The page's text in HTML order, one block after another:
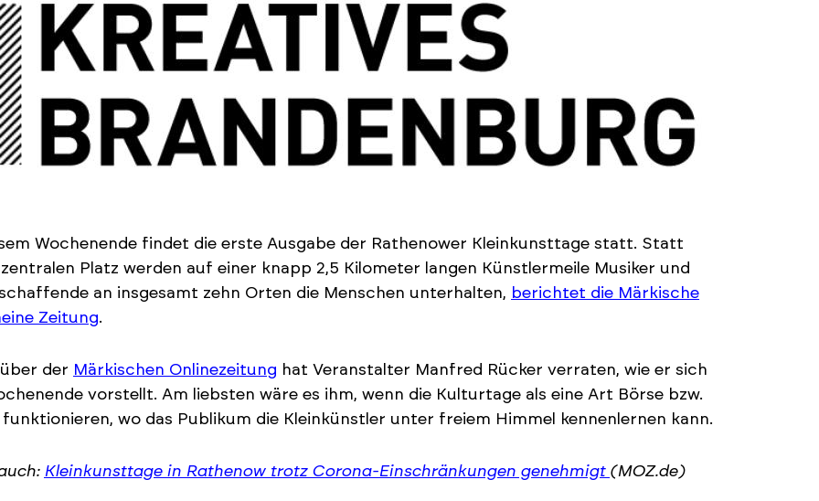
Wochenende findet die erste Ausgabe der Rathenower Kleinkunsttage statt. Statt
Platz werden auf einer knapp 2,5 Kilometer langen Künstlermeile Musiker und
an insgesamt zehn Orten die Menschen unterhalten, berichtet die Märkische
Zeitung.
der Märkischen Onlinezeitung hat Veranstalter Manfred Rücker verraten, wie er sich
vorstellt. Am liebsten wäre es ihm, wenn die Kulturtage als eine Art Börse bzw.
funktionieren, wo das Publikum die Kleinkünstler unter freiem Himmel kennenlernen kann.
Kleinkunsttage in Rathenow trotz Corona-Einschränkungen genehmigt (MOZ.de)